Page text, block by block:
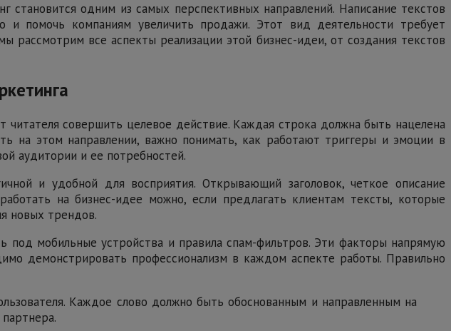
одним из самых перспективных направлений. Написание текстов
и помочь компаниям увеличить продажи. Этот вид деятельности требует
рассмотрим все аспекты реализации этой бизнес-идеи, от создания текстов
совершить целевое действие. Каждая строка должна быть нацелена
на этом направлении, важно понимать, как работают триггеры и эмоции в
аудитории и ее потребностей.
и удобной для восприятия. Открывающий заголовок, четкое описание
на бизнес-идее можно, если предлагать клиентам тексты, которые
новых трендов.
под мобильные устройства и правила спам-фильтров. Эти факторы напрямую
демонстрировать профессионализм в каждом аспекте работы. Правильно
Каждое слово должно быть обоснованным и направленным на